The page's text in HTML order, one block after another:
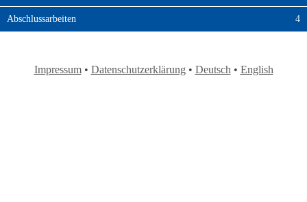
Abschlussarbeiten 4
Impressum • Datenschutzerklärung • Deutsch • English